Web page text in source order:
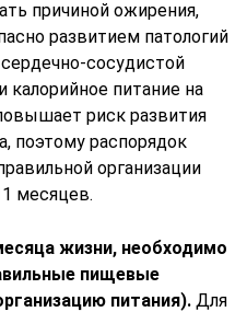
причиной ожирения,
развитием патологий
сосудистой
питание на
риск развития
поэтому распорядок
организации
месяцев.
жизни, необходимо
пищевые
питания). Для